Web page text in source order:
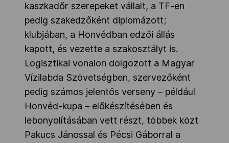
kaszkadőr szerepeket vállalt, a TF-en
pedig szakedzőként diplomázott;
klubjában, a Honvédban edzői állás
kapott, és vezette a szakosztályt is.
Logisztikai vonalon dolgozott a Magyar
Vízilabda Szövetségben, szervezőként
pedig számos jelentős verseny – például
Honvéd-kupa – előkészítésében és
lebonyolításában vett részt, többek közt
Pakucs Jánossal és Pécsi Gáborral a